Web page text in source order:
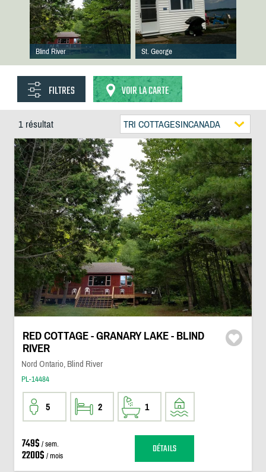
Blind River St. George
FILTRES VOIR LA CARTE
1 résultat TRI COTTAGESINCANADA
RED COTTAGE - GRANARY LAKE - BLIND
RIVER
Nord Ontario, Blind River
PL-14484
5 2 1
749$ / sem.
2200$ / mois DÉTAILS